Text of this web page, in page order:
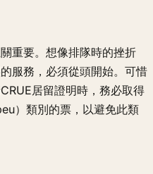
重要。想像排隊時的挫折
服務，必須從頭開始。可惜
居留證明時，務必取得
）類別的票，以避免此類